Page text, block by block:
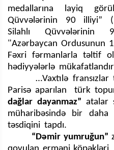
medallarına layiq
Qüvvələrinin 90 illiyi”
Silahlı Qüvvələrinin
"Azərbaycan Ordusunun
Fəxri fərmanlarla təltif
hədiyyələrlə
…Vaxtılə
Parisə aparılan türk
dağlar dayanmaz” atalar
müharibəsində bir
təsdiqini tapdı.
“Dəmir yumruğun”